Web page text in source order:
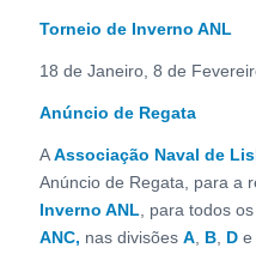
Torneio de Inverno ANL
18 de Janeiro, 8 de
Anúncio de Regata
AAssociação Naval de
Anúncio de Regata, para a
Inverno ANL , para todos
ANC, nas divisões A, B, D e